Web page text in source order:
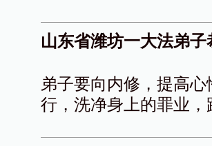
山东省潍坊一大法弟
弟子要向内修，提高
行，洗净身上的罪业，